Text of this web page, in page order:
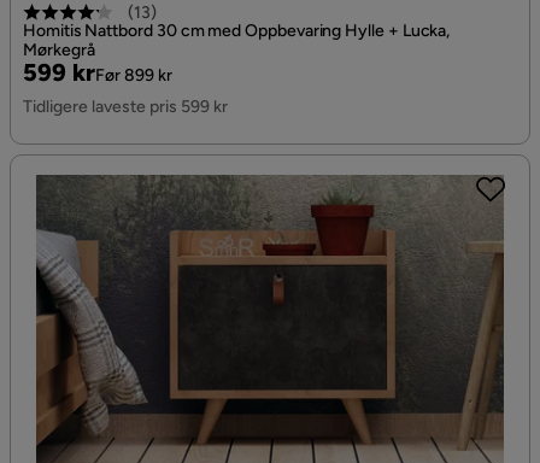
(13)
Homitis Nattbord 30 cm med Oppbevaring Hylle + Lucka,
Mørkegrå
Pris
599 kr
Original
Pris
Før 899 kr
Tidligere laveste pris 599 kr